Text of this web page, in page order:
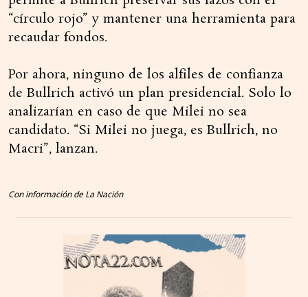
“círculo rojo” y mantener una herramienta para
recaudar fondos.
Por ahora, ninguno de los alfiles de confianza
de Bullrich activó un plan presidencial. Solo lo
analizarían en caso de que Milei no sea
candidato. “Si Milei no juega, es Bullrich, no
Macri”, lanzan.
Con información de La Nación